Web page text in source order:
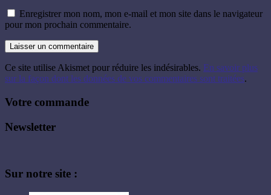
Enregistrer mon nom, mon e-mail et mon site dans le navigateur
pour mon prochain commentaire.
Ce site utilise Akismet pour réduire les indésirables. En savoir plus
sur la façon dont les données de vos commentaires sont traitées.
Votre commande
Newsletter
Sur notre site :